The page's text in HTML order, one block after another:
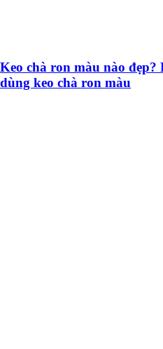
Keo chà ron màu nào
dùng keo chà ron màu